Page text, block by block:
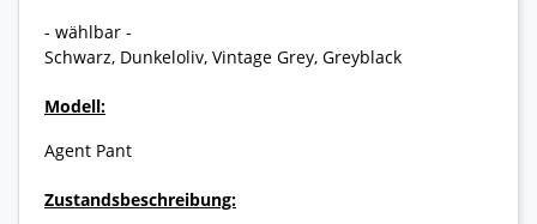
- wählbar -
Schwarz, Dunkeloliv, Vintage Grey, Greyblack
Modell:
Agent Pant
Zustandsbeschreibung: